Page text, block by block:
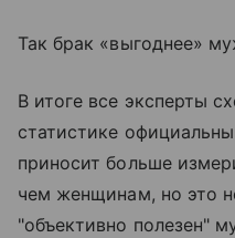
Так брак «выгоднее»
В итоге все эксперты
статистике
приносит больше
чем женщинам, но это
"объективно полезен"